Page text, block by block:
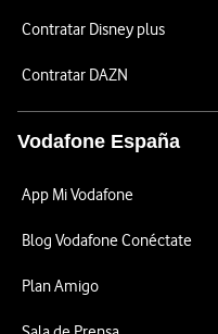
Contratar Disney plus
Contratar DAZN
Vodafone España
App Mi Vodafone
Blog Vodafone Conéctate
Plan Amigo